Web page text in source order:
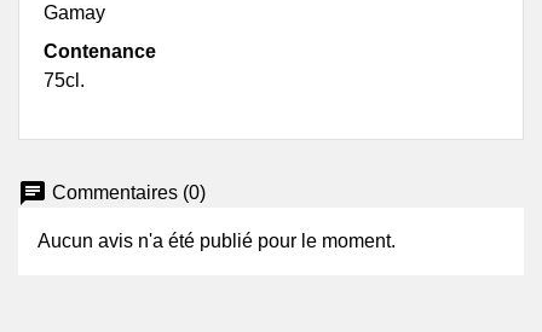
Gamay
Contenance
75cl.
chat Commentaires (0)
Aucun avis n'a été publié pour le moment.